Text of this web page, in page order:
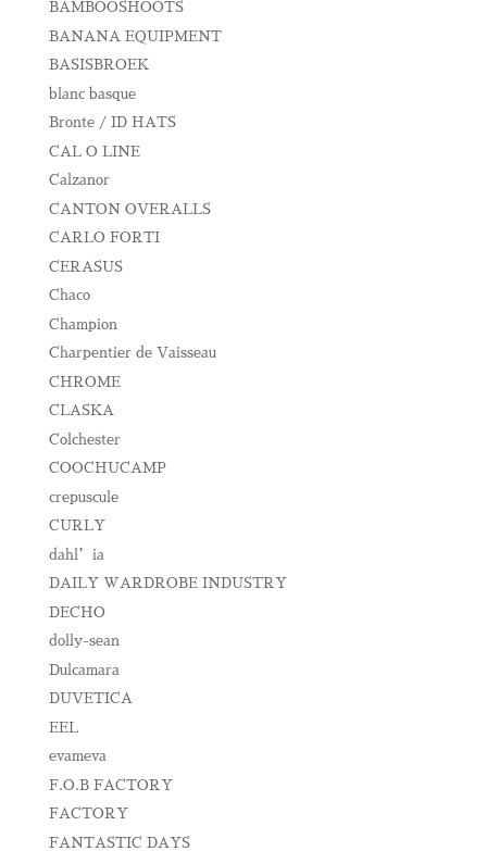
BAMBOOSHOOTS
BANANA EQUIPMENT
BASISBROEK
blanc basque
Bronte / ID HATS
CAL O LINE
Calzanor
CANTON OVERALLS
CARLO FORTI
CERASUS
Chaco
Champion
Charpentier de Vaisseau
CHROME
CLASKA
Colchester
COOCHUCAMP
crepuscule
CURLY
dahl’ia
DAILY WARDROBE INDUSTRY
DECHO
dolly-sean
Dulcamara
DUVETICA
EEL
evameva
F.O.B FACTORY
FACTORY
FANTASTIC DAYS